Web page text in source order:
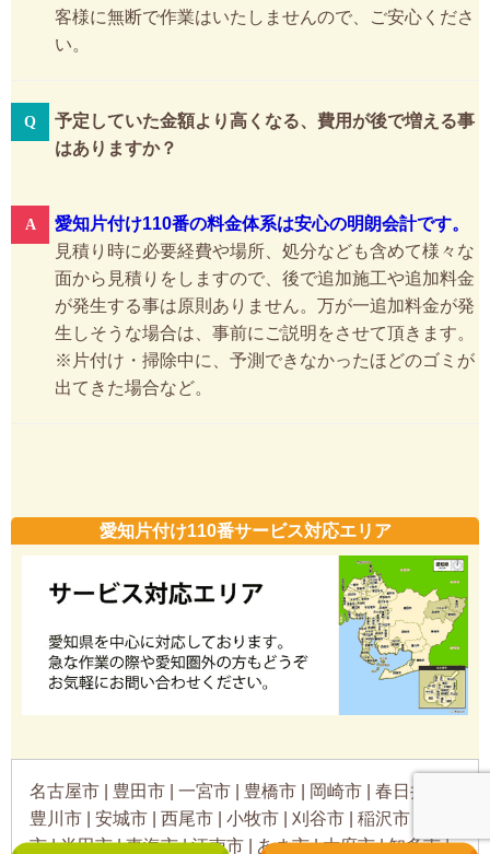
客様に無断で作業はいたしませんので、ご安心くださ
い。
予定していた金額より高くなる、費用が後で増える事
はありますか？
愛知片付け110番の料金体系は安心の明朗会計です。
見積り時に必要経費や場所、処分なども含めて様々な
面から見積りをしますので、後で追加施工や追加料金
が発生する事は原則ありません。万が一追加料金が発
生しそうな場合は、事前にご説明をさせて頂きます。
※片付け・掃除中に、予測できなかったほどのゴミが
出てきた場合など。
愛知片付け110番サービス対応エリア
名古屋市 | 豊田市 | 一宮市 | 豊橋市 | 岡崎市 | 春日井市 |
豊川市 | 安城市 | 西尾市 | 小牧市 | 刈谷市 | 稲沢市 | 瀬戸
市 | 半田市 | 東海市 | 江南市 | あま市 | 大府市 | 知多市 |